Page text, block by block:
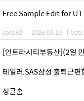
Free Sample Edit for
sps060 | 2026.05.10 |
[인트라시티부동산](2일
테일러,SAS삼성 출퇴근
싱글홈